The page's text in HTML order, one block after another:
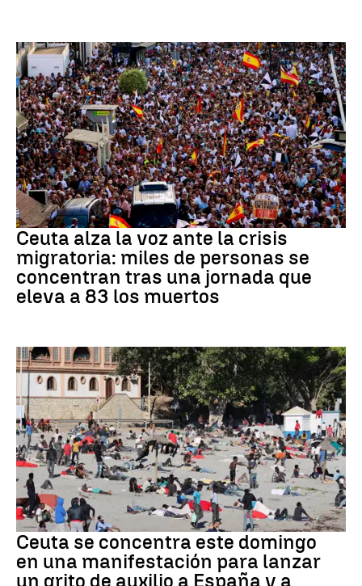
CRISIS MIGRATORIA
Ceuta alza la voz ante la crisis
migratoria: miles de personas se
concentran tras una jornada que
eleva a 83 los muertos
Crisis migratoria
Ceuta se concentra este domingo
en una manifestación para lanzar
un grito de auxilio a España y a